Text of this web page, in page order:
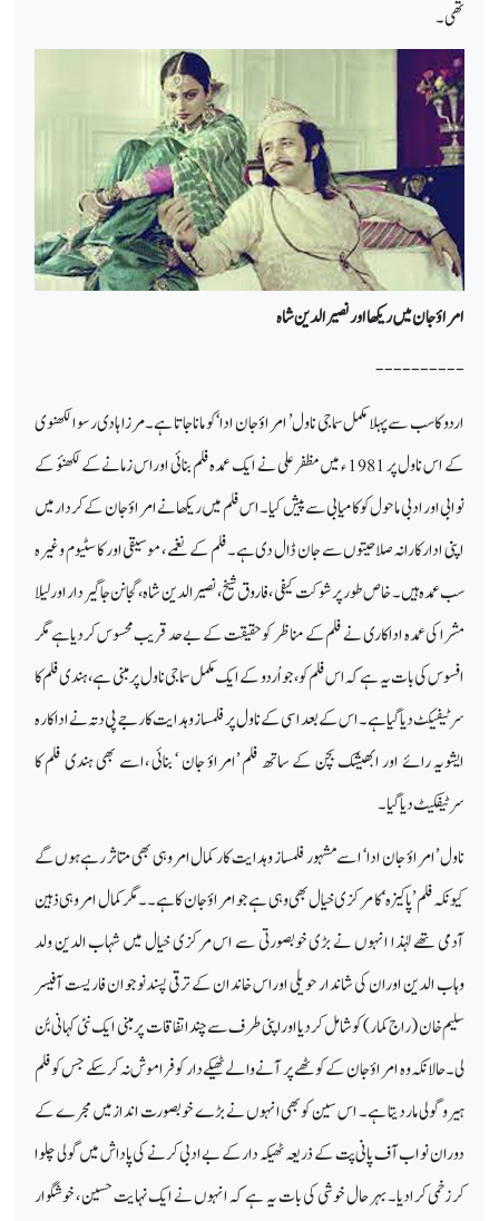
تھی۔
امراؤ جان میں ریکھا اور نصیر الدین شاہ
----------
اردو کا سب سے پہلا مکمل سماجی ناول ’ امراؤ جان ادا‘ کو مانا جاتا ہے۔ مرزا ہادی رسوا لکھنوی
کے اس ناول پر 1981 ء میں مظفر علی نے ایک عمدہ فلم بنائی اوراس زمانے کے لکھنؤ کے
نوابی اور ادبی ماحول کو کامیابی سے پیش کیا ۔ اس فلم میں ریکھا نے امراؤ جان کے کردار میں
اپنی ادارکارانہ صلاحیتوں سے جان ڈال دی ہے۔فلم کے نغمے ، موسیقی اور کاسٹیوم وغیرہ
سب عمدہ ہیں۔ خاص طور پر شوکت کیفی ، فاروق شیخ، نصیرالدین شاہ ، گجا نن جاگیر دار او رلیلا
مشرا کی عمدہ اداکاری نے فلم کے مناظر کو حقیقت کے بے حد قریب محسوس کردیا ہے مگر
افسوس کی بات یہ ہے کہ اس فلم کو ، جو اُردو کے ایک مکمل سماجی ناول پر مبنی ہے، ہندی فلم کا
سرٹیفیکٹ دیا گیا ہے۔ اس کے بعد اسی کے ناول پرفلمساز و ہدایت کار جے پی دتہ نے اداکارہ
ایشویہ رائے اور ابھیشک بچن کے ساتھ فلم ’امراؤ جان ‘ بنائی ،اسے بھی ہندی فلم کا
سرٹیفکیٹ دیا گیا۔
ناول ’ امراؤ جان ادا‘ اسے مشہور فلمساز و ہدایت کار کمال امروہی بھی متاثر رہے ہوں گے
کیونکہ فلم ’ پاکیزہ ‘ کا مرکزی خیال بھی وہی ہے جو امراؤ جان کا ہے۔۔ مگر کمال امروہی ذہین
آدمی تھے لہٰذا انہوں نے بڑی خوبصورتی سے اس مرکزی خیال میں شہاب الدین ولد
وہاب الدین او ران کی شاندار حویلی او راس خاندان کے ترقی پسند نوجوان فاریست آفیسر
سلیم خان (راج کمار) کو شامل کردیا اوراپنی طرف سے چند اتفاقات پر مبنی ایک نئی کہانی بُن
لی۔حالانکہ وہ امراؤ جان کے کوٹھے پر آنے والے ٹھیکے دار کو فراموش نہ کر سکے جس کوفلم
ہیرو گولی مار دیتا ہے۔ اس سین کوبھی انہوں نے بڑے خوبصورت انداز میں مجرے کے
دوران نواب آف پانی پت کے ذریعہ ٹھیکہ دار کے بے ادبی کرنے کی پاداش میں گولی چلوا
کر زخمی کرادیا۔ بہر حال خوشی کی بات یہ ہے کہ انہوں نے ایک نہایت حسین ، خوشگوار